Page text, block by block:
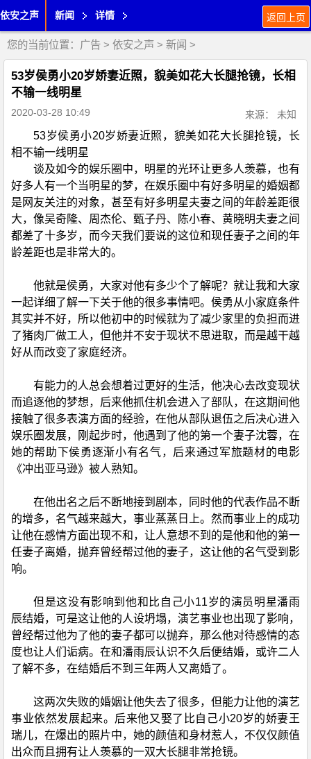
依安之声 新闻 详情 返回上页
您的当前位置： 广告 > 依安之声 > 新闻 >
53岁侯勇小20岁娇妻近照，貌美如花大长腿抢镜，长相
不输一线明星
2020-03-28 10:49 来源： 未知
53岁侯勇小20岁娇妻近照，貌美如花大长腿抢镜，长
相不输一线明星
谈及如今的娱乐圈中，明星的光环让更多人羡慕，也有
好多人有一个当明星的梦，在娱乐圈中有好多明星的婚姻都
是网友关注的对象，甚至有好多明星夫妻之间的年龄差距很
大，像吴奇隆、周杰伦、甄子丹、陈小春、黄晓明夫妻之间
都差了十多岁，而今天我们要说的这位和现任妻子之间的年
龄差距也是非常大的。
他就是侯勇，大家对他有多少个了解呢？就让我和大家
一起详细了解一下关于他的很多事情吧。侯勇从小家庭条件
其实并不好，所以他初中的时候就为了减少家里的负担而进
了猪肉厂做工人，但他并不安于现状不思进取，而是越干越
好从而改变了家庭经济。
有能力的人总会想着过更好的生活，他决心去改变现状
而追逐他的梦想，后来他抓住机会进入了部队，在这期间他
接触了很多表演方面的经验，在他从部队退伍之后决心进入
娱乐圈发展，刚起步时，他遇到了他的第一个妻子沈蓉，在
她的帮助下侯勇逐渐小有名气，后来通过军旅题材的电影
《冲出亚马逊》被人熟知。
在他出名之后不断地接到剧本，同时他的代表作品不断
的增多，名气越来越大，事业蒸蒸日上。然而事业上的成功
让他在感情方面出现不和，让人意想不到的是他和他的第一
任妻子离婚，抛弃曾经帮过他的妻子，这让他的名气受到影
响。
但是这没有影响到他和比自己小11岁的演员明星潘雨
辰结婚，可是这让他的人设坍塌，演艺事业也出现了影响，
曾经帮过他为了他的妻子都可以抛弃，那么他对待感情的态
度也让人们诟病。在和潘雨辰认识不久后便结婚，或许二人
了解不多，在结婚后不到三年两人又离婚了。
这两次失败的婚姻让他失去了很多，但能力让他的演艺
事业依然发展起来。后来他又娶了比自己小20岁的娇妻王
瑞儿，在爆出的照片中，她的颜值和身材惹人，不仅仅颜值
出众而且拥有让人羡慕的一双大长腿非常抢镜。